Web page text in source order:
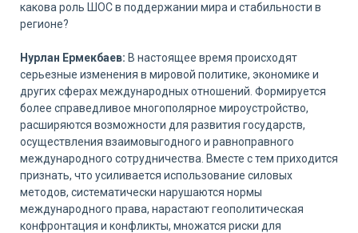
какова роль ШОС в поддержании мира и стабильности в
регионе?
Нурлан Ермекбаев: В настоящее время происходят
серьезные изменения в мировой политике, экономике и
других сферах международных отношений. Формируется
более справедливое многополярное мироустройство,
расширяются возможности для развития государств,
осуществления взаимовыгодного и равноправного
международного сотрудничества. Вместе с тем приходится
признать, что усиливается использование силовых
методов, систематически нарушаются нормы
международного права, нарастают геополитическая
конфронтация и конфликты, множатся риски для